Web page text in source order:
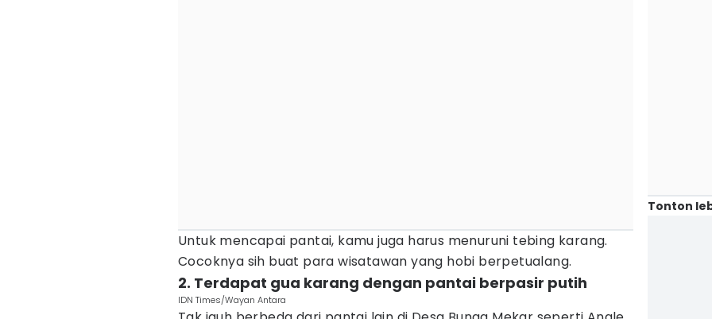
Untuk mencapai pantai, kamu juga harus menuruni tebing karang.
Cocoknya sih buat para wisatawan yang hobi berpetualang.
2. Terdapat gua karang dengan pantai berpasir putih
IDN Times/Wayan Antara
Tonton